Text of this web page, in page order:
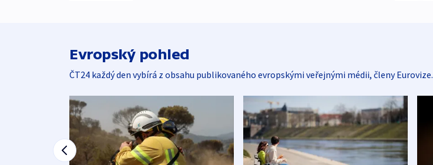
Evropský pohled
ČT24 každý den vybírá z obsahu publikovaného evropskými veřejnými médii, členy Eurovize.